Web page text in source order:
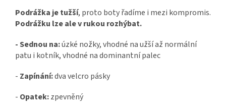
Podrážka je tužší, proto boty řadíme i mezi kompromis.
Podrážku lze ale v rukou rozhýbat.
- Sednou na:úzké nožky, vhodné na užší až normální
patu i kotník, vhodné na dominantní palec
- Zapínání:dva velcro pásky
- Opatek:zpevněný